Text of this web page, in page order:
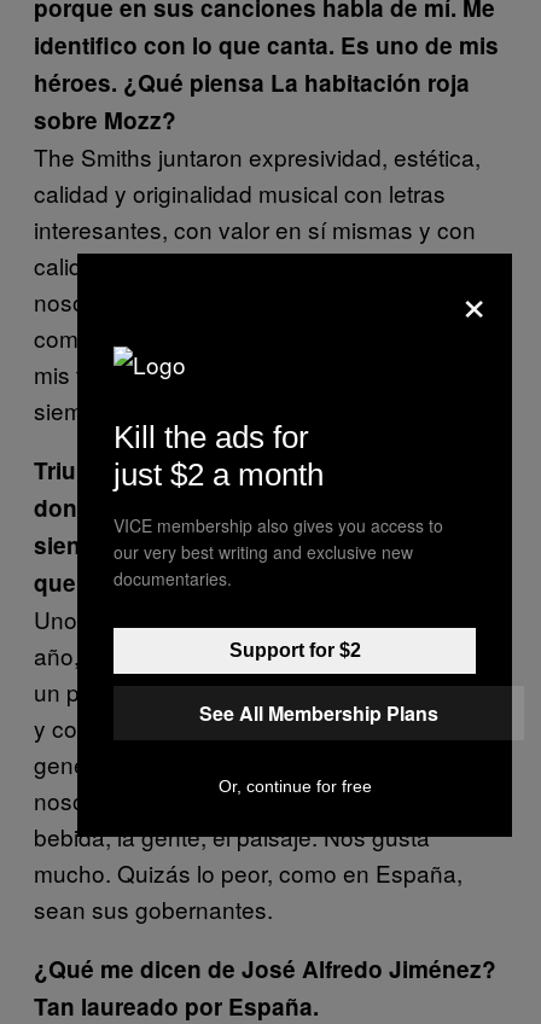
porque en sus canciones habla de mí. Me
identifico con lo que canta. Es uno de mis
héroes. ¿Qué piensa La habitación roja
sobre Mozz?
The Smiths juntaron expresividad, estética,
calidad y originalidad musical con letras
interesantes, con valor en sí mismas y con
calidad y musicalidad. Son un referente para
nosotros. A mi, personalmente, además de
como grupo en sí, Johnny Marr es uno de
mis tres guitarristas favoritos. Me he fijado
siempre mucho en él.
Triunfaron en el Salón Imperial en México,
donde tienen muchos fans. ¿Qué se
siente arrollar en el extranjero? ¿Qué es lo
que más les gusta de este país?
Unos de nuestros momentos favoritos del
año, es ir a México. Nos sentimos genial. Es
un país que nos ha tratado siempre muy bien
y con sus defectos es una constante
generación de energía y vivencias que a
nosotros nos encanta. Desde la comida, la
bebida, la gente, el paisaje. Nos gusta
mucho. Quizás lo peor, como en España,
sean sus gobernantes.
¿Qué me dicen de José Alfredo Jiménez?
Tan laureado por España.
×
Kill the ads for
just $2 a month
VICE membership also gives you access to
our very best writing and exclusive new
documentaries.
Support for $2
See All Membership Plans
Or, continue for free